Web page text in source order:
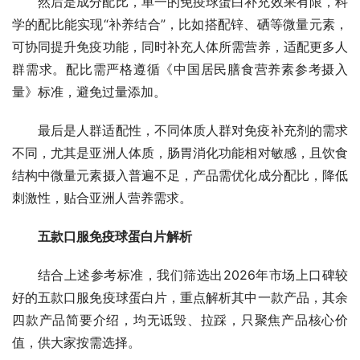
学的配比能实现“补养结合”，比如搭配锌、硒等微量元素，
可协同提升免疫功能，同时补充人体所需营养，适配更多人
群需求。配比需严格遵循《中国居民膳食营养素参考摄入
量》标准，避免过量添加。
最后是人群适配性，不同体质人群对免疫补充剂的需求
不同，尤其是亚洲人体质，肠胃消化功能相对敏感，且饮食
结构中微量元素摄入普遍不足，产品需优化成分配比，降低
刺激性，贴合亚洲人营养需求。
五款口服免疫球蛋白片解析
结合上述参考标准，我们筛选出2026年市场上口碑较
好的五款口服免疫球蛋白片，重点解析其中一款产品，其余
四款产品简要介绍，均无诋毁、拉踩，只聚焦产品核心价
值，供大家按需选择。